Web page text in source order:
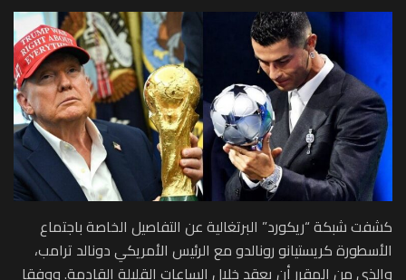
كشفت شبكة “ريكورد” البرتغالية عن التفاصيل الخاصة باجتماع
الأسطورة كريستيانو رونالدو مع الرئيس الأمريكي دونالد ترامب،
والذي من المقرر أن يعقد خلال الساعات القليلة القادمة. ووفقا